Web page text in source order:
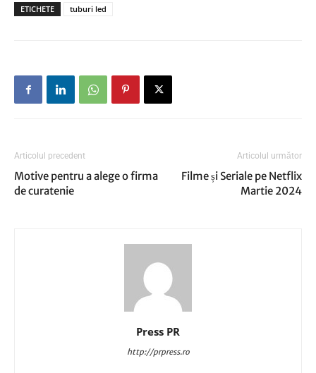
ETICHETE tuburi led
Articolul precedent
Motive pentru a alege o firma
de curatenie
Articolul următor
Filme și Seriale pe Netflix
Martie 2024
Press PR
http://prpress.ro